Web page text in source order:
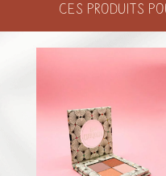
Ces produits